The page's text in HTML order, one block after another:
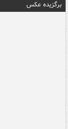
برگزیده عکس